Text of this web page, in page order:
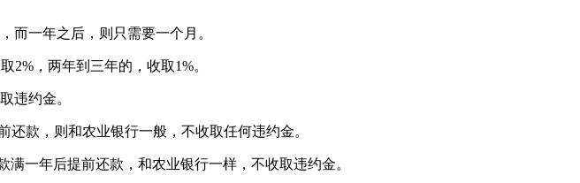
而一年之后，则只需要一个月。
2%，两年到三年的，收取1%。
违约金。
款，则和农业银行一般，不收取任何违约金。
一年后提前还款，和农业银行一样，不收取违约金。